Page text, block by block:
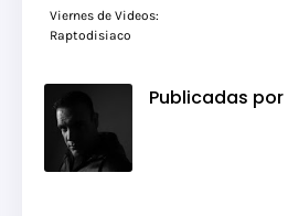
Viernes de Videos:
Raptodisiaco
Publicadas por